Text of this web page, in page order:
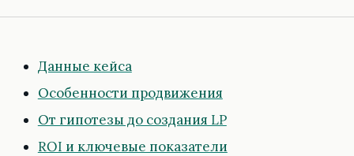
Данные кейса
Особенности продвижения
От гипотезы до создания LP
ROI и ключевые показатели